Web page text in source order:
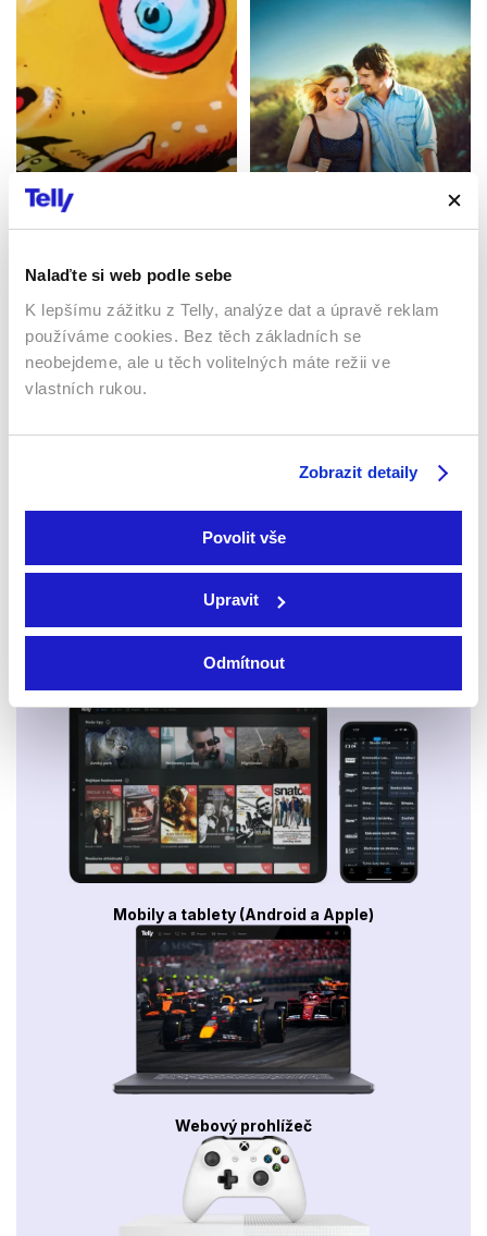
Nalaďte si web podle sebe
K lepšímu zážitku z Telly, analýze dat a úpravě reklam
používáme cookies. Bez těch základních se
neobejdeme, ale u těch volitelných máte režii ve
vlastních rukou.
Zobrazit detaily
Povolit vše
Upravit
Odmítnout
Banánové rybičky
2003 | Česká republika | 29
Před půlnocí
2012 | Česká republika | 21
Sledujte kdekoliv až na 6 zařízeních
Sledovat internetovou televizi jde odkudkoliv
Mobily a tablety (Android a Apple)
Webový prohlížeč